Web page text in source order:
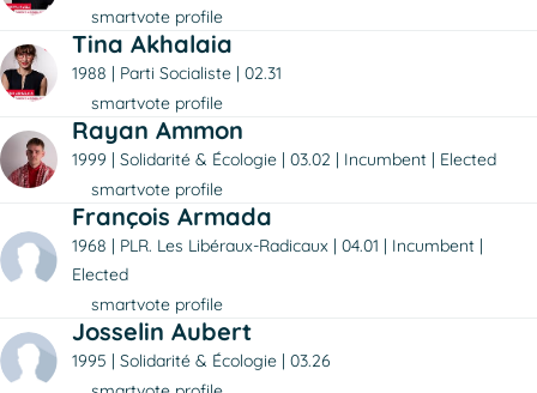
smartvote profile
Tina Akhalaia
1988 Parti Socialiste
02.31
smartvote profile
Rayan Ammon
1999 Solidarité & Écologie 03.02 Incumbent
Elected
smartvote profile
François Armada
1968 PLR. Les Libéraux-Radicaux 04.01
Incumbent
Elected
smartvote profile
Josselin Aubert
1995 Solidarité & Écologie
03.26